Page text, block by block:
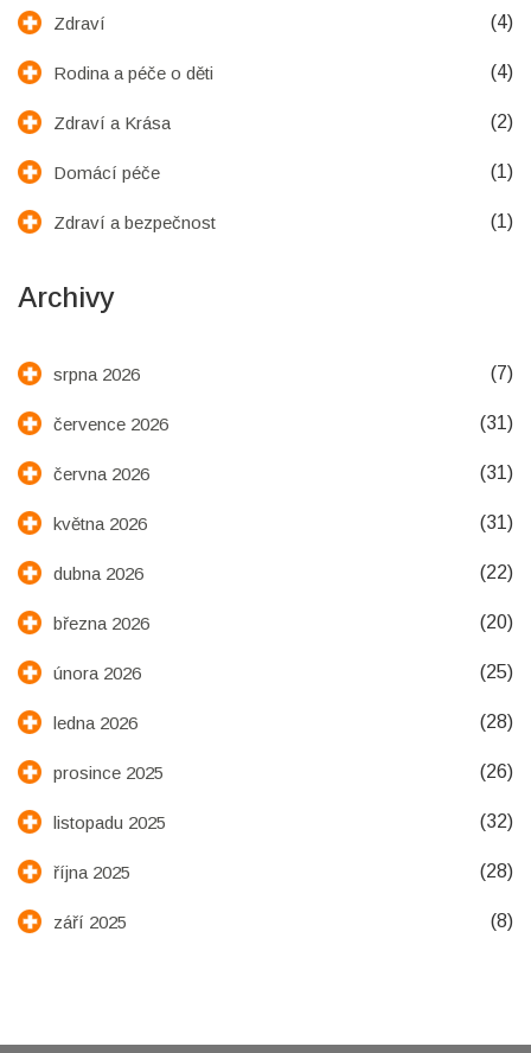
Zdraví (4)
Rodina a péče o děti (4)
Zdraví a Krása (2)
Domácí péče (1)
Zdraví a bezpečnost (1)
Archivy
srpna 2026 (7)
července 2026 (31)
června 2026 (31)
května 2026 (31)
dubna 2026 (22)
března 2026 (20)
února 2026 (25)
ledna 2026 (28)
prosince 2025 (26)
listopadu 2025 (32)
října 2025 (28)
září 2025 (8)